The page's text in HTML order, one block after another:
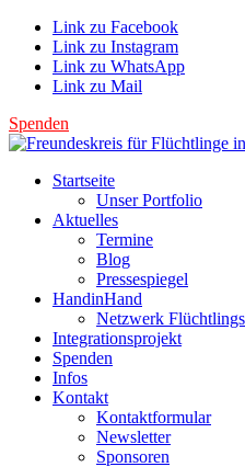
Link zu Facebook
Link zu Instagram
Link zu WhatsApp
Link zu Mail
Spenden
Startseite
Unser Portfolio
Aktuelles
Termine
Blog
Pressespiegel
HandinHand
Netzwerk
Integrationsprojekt
Spenden
Infos
Kontakt
Kontaktformular
Newsletter
Sponsoren